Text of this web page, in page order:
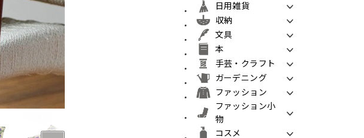
日用雑貨
収納
文具
本
手芸・クラフト
ガーデニング
ファッション
ファッション小
物
コスメ